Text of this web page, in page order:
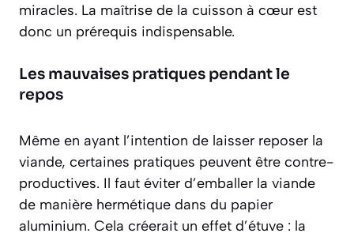
miracles. La maîtrise de la cuisson à cœur est
donc un prérequis indispensable.
Les mauvaises pratiques pendant le
repos
Même en ayant l’intention de laisser reposer la
viande, certaines pratiques peuvent être contre-
productives. Il faut éviter d’emballer la viande
de manière hermétique dans du papier
aluminium. Cela créerait un effet d’étuve : la